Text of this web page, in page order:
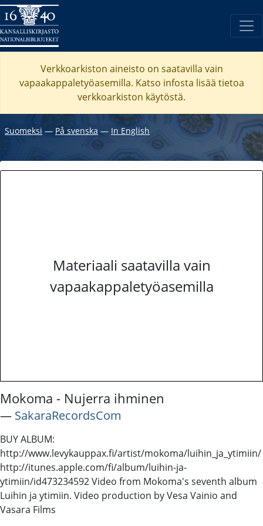
Verkkoarkiston aineisto on saatavilla vain
vapaakappaletyöasemilla. Katso infosta lisää tietoa
verkkoarkiston käytöstä.
Suomeksi ― På svenska ― In English
Materiaali saatavilla vain
vapaakappaletyöasemilla
Mokoma - Nujerra ihminen
― SakaraRecordsCom
BUY ALBUM:
http://www.levykauppax.fi/artist/mokoma/luihin_ja_ytimiin/
http://itunes.apple.com/fi/album/luihin-ja-
ytimiin/id473234592 Video from Mokoma's seventh album
Luihin ja ytimiin. Video production by Vesa Vainio and
Vasara Films